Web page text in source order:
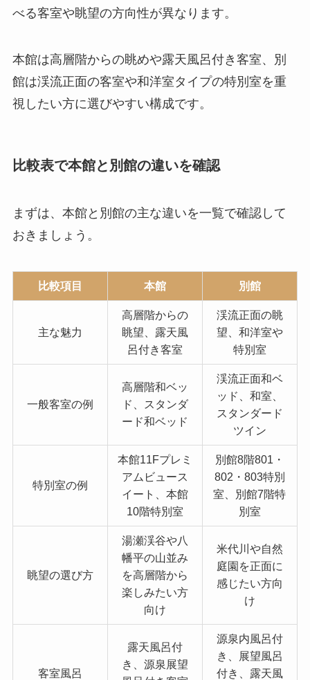
べる客室や眺望の方向性が異なります。
本館は高層階からの眺めや露天風呂付き客室、別
館は渓流正面の客室や和洋室タイプの特別室を重
視したい方に選びやすい構成です。
比較表で本館と別館の違いを確認
まずは、本館と別館の主な違いを一覧で確認して
おきましょう。
比較項目 本館 別館
主な魅力
高層階からの
眺望、露天風
呂付き客室
渓流正面の眺
望、和洋室や
特別室
一般客室の例
高層階和ベッ
ド、スタンダ
ード和ベッド
渓流正面和ベ
ッド、和室、
スタンダード
ツイン
特別室の例
本館11Fプレミ
アムビュース
イート、本館
10階特別室
別館8階801・
802・803特別
室、別館7階特
別室
眺望の選び方
湯瀬渓谷や八
幡平の山並み
を高層階から
楽しみたい方
向け
米代川や自然
庭園を正面に
感じたい方向
け
客室風呂
露天風呂付
き、源泉展望
源泉内風呂付
き、展望風呂
付き、露天風